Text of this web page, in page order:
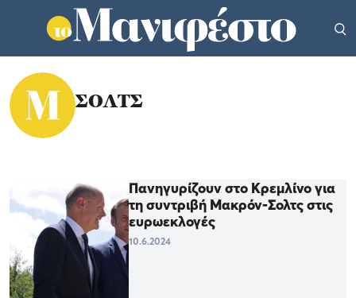
ΣΟΛΤΣ
Πανηγυρίζουν στο Κρεμλίνο για
τη συντριβή Μακρόν-Σολτς στις
ευρωεκλογές
10.6.2024